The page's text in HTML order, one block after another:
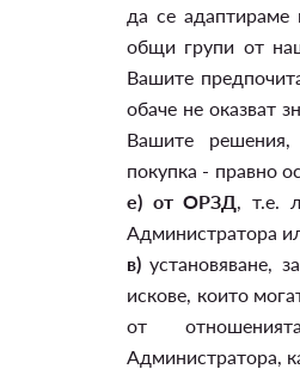
да се адаптираме
общи групи от
Вашите
обаче не оказват
Вашите
покупка - правно
е) от ОРЗД, т.е.
Администратора
в) установяване,
искове, които
от
Администратора,